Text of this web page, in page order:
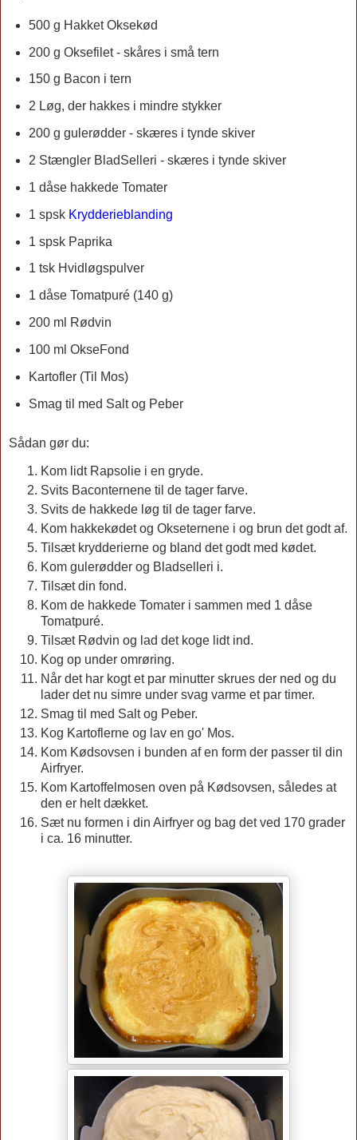
500 g Hakket Oksekød
200 g Oksefilet - skåres i små tern
150 g Bacon i tern
2 Løg, der hakkes i mindre stykker
200 g gulerødder - skæres i tynde skiver
2 Stængler BladSelleri - skæres i tynde skiver
1 dåse hakkede Tomater
1 spsk Krydderieblanding
1 spsk Paprika
1 tsk Hvidløgspulver
1 dåse Tomatpuré (140 g)
200 ml Rødvin
100 ml OkseFond
Kartofler (Til Mos)
Smag til med Salt og Peber
Sådan gør du:
Kom lidt Rapsolie i en gryde.
Svits Baconternene til de tager farve.
Svits de hakkede løg til de tager farve.
Kom hakkekødet og Okseternene i og brun det godt af.
Tilsæt krydderierne og bland det godt med kødet.
Kom gulerødder og Bladselleri i.
Tilsæt din fond.
Kom de hakkede Tomater i sammen med 1 dåse
Tomatpuré.
Tilsæt Rødvin og lad det koge lidt ind.
Kog op under omrøring.
Når det har kogt et par minutter skrues der ned og du
lader det nu simre under svag varme et par timer.
Smag til med Salt og Peber.
Kog Kartoflerne og lav en go' Mos.
Kom Kødsovsen i bunden af en form der passer til din
Airfryer.
Kom Kartoffelmosen oven på Kødsovsen, således at
den er helt dækket.
Sæt nu formen i din Airfryer og bag det ved 170 grader
i ca. 16 minutter.